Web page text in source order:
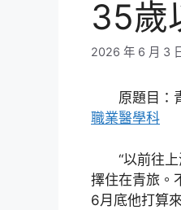
35歲
2026 年 6 月 3
原題目：
職業醫學科
“以前往
擇住在青旅。
6月底他打算